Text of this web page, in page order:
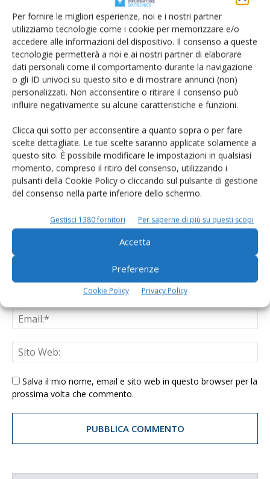
Per fornire le migliori esperienze, noi e i nostri partner
utilizziamo tecnologie come i cookie per memorizzare e/o
accedere alle informazioni del dispositivo. Il consenso a queste
tecnologie permetterà a noi e ai nostri partner di elaborare
dati personali come il comportamento durante la navigazione
o gli ID univoci su questo sito e di mostrare annunci (non)
personalizzati. Non acconsentire o ritirare il consenso può
influire negativamente su alcune caratteristiche e funzioni.
Clicca qui sotto per acconsentire a quanto sopra o per fare
scelte dettagliate. Le tue scelte saranno applicate solamente a
questo sito. È possibile modificare le impostazioni in qualsiasi
momento, compreso il ritiro del consenso, utilizzando i
pulsanti della Cookie Policy o cliccando sul pulsante di gestione
del consenso nella parte inferiore dello schermo.
Gestisci 1380 fornitori Per saperne di più su questi scopi
Accetta
Preferenze
Cookie Policy Privacy Policy
riserva di crisi Ue per gli allevamenti
colpiti dalle epizoozie
Passo indietro al regolamento blocca–
stalle del Comune di Gonzaga
LASCIA UN COMMENTO
Salva il mio nome, email e sito web in questo browser per la
prossima volta che commento.